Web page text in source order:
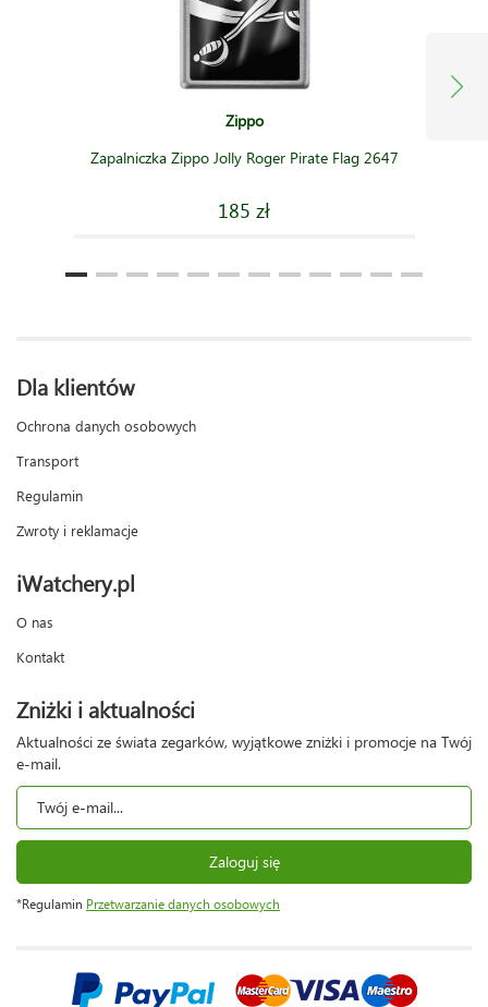
Zippo
Zapalniczka Zippo Jolly Roger Pirate Flag 2647
185 zł
Dla klientów
Ochrona danych osobowych
Transport
Regulamin
Zwroty i reklamacje
iWatchery.pl
O nas
Kontakt
Zniżki i aktualności
Aktualności ze świata zegarków, wyjątkowe zniżki i promocje na Twój
e-mail.
Zaloguj się
*Regulamin Przetwarzanie danych osobowych